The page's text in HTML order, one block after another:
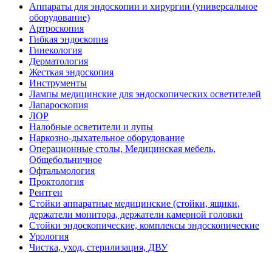
Аппараты для эндоскопии и хирургии (универсальное
оборудование)
Артроскопия
Гибкая эндоскопия
Гинекология
Дерматология
Жесткая эндоскопия
Инструменты
Лампы медицинские для эндоскопических осветителей
Лапароскопия
ЛОР
Налобные осветители и лупы
Наркозно-дыхательное оборудование
Операционные столы, Медицинская мебель,
Общебольничное
Офтальмология
Проктология
Рентген
Стойки аппаратные медицинские (стойки, ящики,
держатели монитора, держатели камерной головки
Стойки эндоскопические, комплексы эндоскопические
Урология
Чистка, уход, стерилизация, ДВУ